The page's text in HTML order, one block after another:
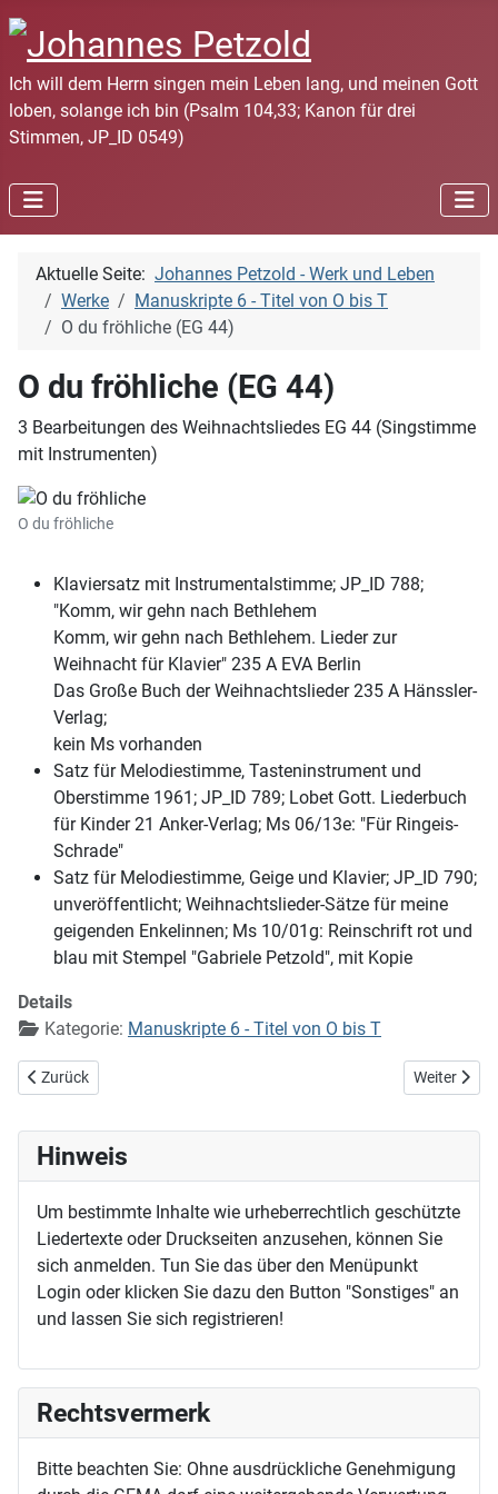
Ich will dem Herrn singen mein Leben lang, und meinen Gott
loben, solange ich bin (Psalm 104,33; Kanon für drei
Stimmen, JP_ID 0549)
Aktuelle Seite: Johannes Petzold - Werk und Leben
Werke
Manuskripte 6 - Titel von O bis T
O du fröhliche (EG 44)
O du fröhliche (EG 44)
3 Bearbeitungen des Weihnachtsliedes EG 44 (Singstimme
mit Instrumenten)
O du fröhliche
Klaviersatz mit Instrumentalstimme; JP_ID 788;
"Komm, wir gehn nach Bethlehem
Komm, wir gehn nach Bethlehem. Lieder zur
Weihnacht für Klavier" 235 A EVA Berlin
Das Große Buch der Weihnachtslieder 235 A Hänssler-
Verlag;
kein Ms vorhanden
Satz für Melodiestimme, Tasteninstrument und
Oberstimme 1961; JP_ID 789; Lobet Gott. Liederbuch
für Kinder 21 Anker-Verlag; Ms 06/13e: "Für Ringeis-
Schrade"
Satz für Melodiestimme, Geige und Klavier; JP_ID 790;
unveröffentlicht; Weihnachtslieder-Sätze für meine
geigenden Enkelinnen; Ms 10/01g: Reinschrift rot und
blau mit Stempel "Gabriele Petzold", mit Kopie
Details
Kategorie: Manuskripte 6 - Titel von O bis T
Vorheriger Beitrag: O dichtes Dach, du warmer Herd
Zurück Nächster
Weiter
Hinweis
Um bestimmte Inhalte wie urheberrechtlich geschützte
Liedertexte oder Druckseiten anzusehen, können Sie
sich anmelden. Tun Sie das über den Menüpunkt
Login oder klicken Sie dazu den Button "Sonstiges" an
und lassen Sie sich registrieren!
Rechtsvermerk
Bitte beachten Sie: Ohne ausdrückliche Genehmigung